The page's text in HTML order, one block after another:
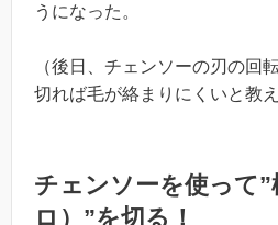
うになった。
（後日、チェンソーの刃の回
切れば毛が絡まりにくいと教
チェンソーを使って”
ロ）”を切る！